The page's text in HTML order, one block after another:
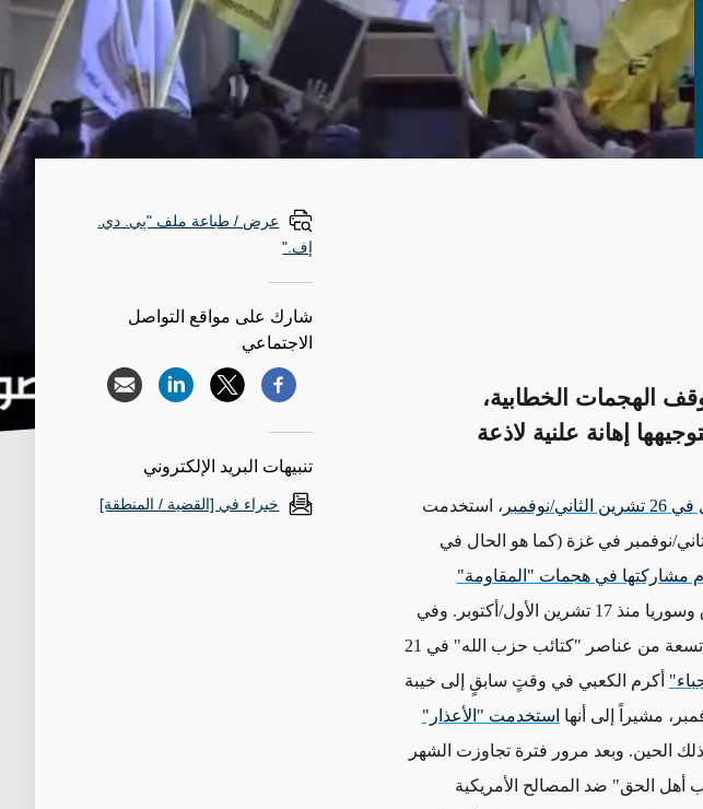
الهجمات الخطابية،
إهانة علنية لاذعة
نوفمبر
، استخدمت
(كما هو الحال في
مشاركتها في هجمات "المقاومة"
ضد الولايات المتحدة في العراق وسوريا منذ 17 تشرين الأول/أكتوبر. وفي
أعقاب الغارات الأمريكية التي أسفرت عن مقتل نحو تسعة من عناصر "كتائب حزب الله" في 21
أكرم الكعبي في وقتٍ سابقٍ إلى خيبة
استخدمت "الأعذار"
الحين. وبعد مرور فترة تجاوزت الشهر
أهل الحق" ضد المصالح الأمريكية
عرض / طباعة ملف "پي. دي.
إف."
شارك على مواقع التواصل
الاجتماعي
تنبيهات البريد الإلكتروني
خبراء في [القضية / المنطقة]